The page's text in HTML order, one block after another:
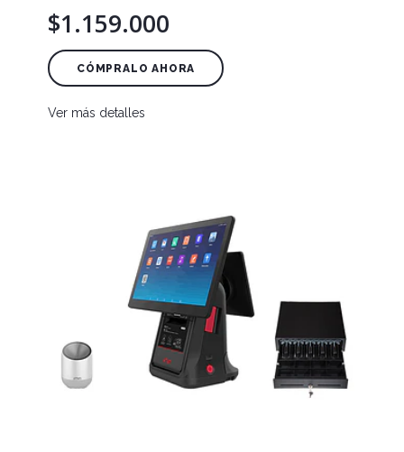
$1.159.000
CÓMPRALO AHORA
Ver más detalles